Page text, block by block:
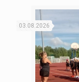
03.08.2026